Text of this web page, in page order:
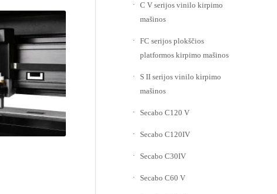
C V serijos vinilo kirpimo
mašinos
FC serijos plokščios
platformos kirpimo mašinos
S II serijos vinilo kirpimo
mašinos
Secabo C120 V
Secabo C120IV
Secabo C30IV
Secabo C60 V